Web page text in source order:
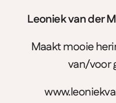
Leoniek van der
Maakt mooie
van/voor